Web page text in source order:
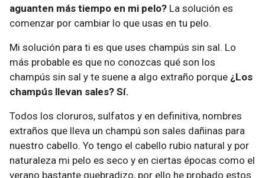
aguanten más tiempo en mi pelo? La solución es
comenzar por cambiar lo que usas en tu pelo.
Mi solución para ti es que uses champús sin sal. Lo
más probable es que no conozcas qué son los
champús sin sal y te suene a algo extraño porque ¿Los
champús llevan sales? Sí.
Todos los cloruros, sulfatos y en definitiva, nombres
extraños que lleva un champú son sales dañinas para
nuestro cabello. Yo tengo el cabello rubio natural y por
naturaleza mi pelo es seco y en ciertas épocas como el
verano bastante quebradizo, por ello he probado estos